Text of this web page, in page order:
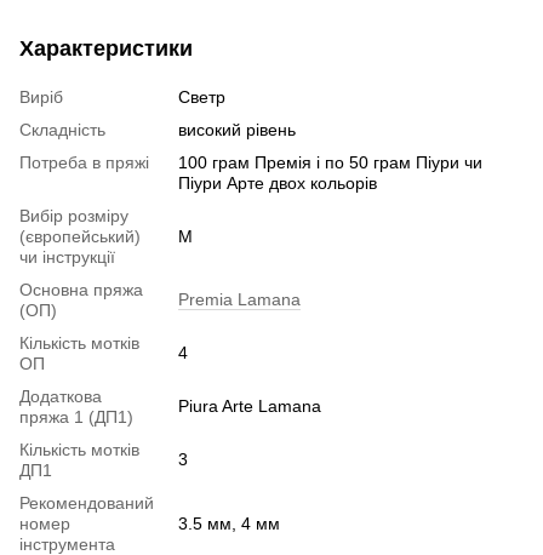
Характеристики
Виріб
Светр
Складність
високий рівень
Потреба в пряжі
100 грам Премія і по 50 грам Піури чи
Піури Арте двох кольорів
Вибір розміру
(європейський)
чи інструкції
M
Основна пряжа
(ОП)
Premia Lamana
Кількість мотків
ОП
4
Додаткова
пряжа 1 (ДП1)
Piura Arte Lamana
Кількість мотків
ДП1
3
Рекомендований
номер
інструмента
3.5 мм, 4 мм